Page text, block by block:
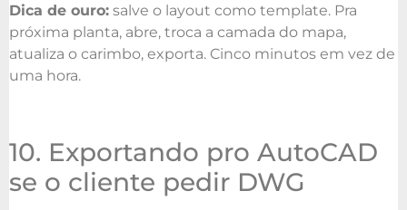
Dica de ouro: salve o layout como template. Pra
próxima planta, abre, troca a camada do mapa,
atualiza o carimbo, exporta. Cinco minutos em vez de
uma hora.
10. Exportando pro AutoCAD
se o cliente pedir DWG